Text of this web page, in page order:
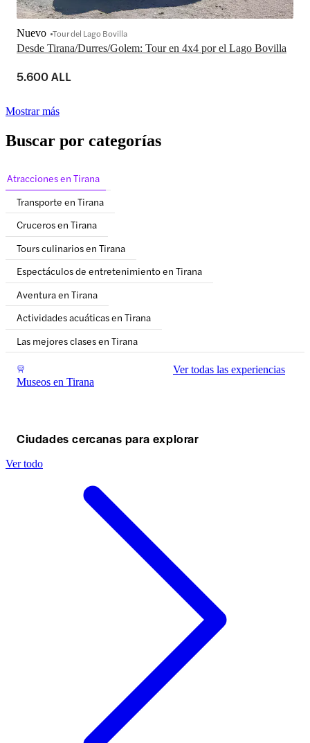
Desde Tirana/Durres/Golem: Tour en 4x4 por el Lago Bovilla
Nuevo Tour del Lago Bovilla
5.600 ALL
Mostrar más
Buscar por categorías
Atracciones en Tirana
Transporte en Tirana
Cruceros en Tirana
Tours culinarios en Tirana
Espectáculos de entretenimiento en Tirana
Aventura en Tirana
Actividades acuáticas en Tirana
Las mejores clases en Tirana
Museos en Tirana
Ver todas las experiencias
Ciudades cercanas para explorar
Ver todo